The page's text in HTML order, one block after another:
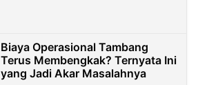
Biaya Operasional Tambang
Terus Membengkak? Ternyata Ini
yang Jadi Akar Masalahnya